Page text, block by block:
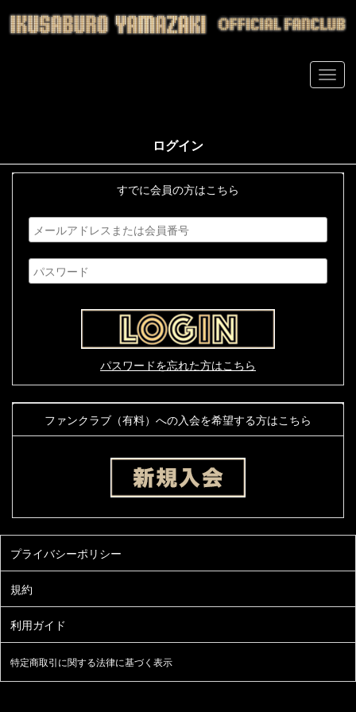
ログイン
すでに会員の方はこちら
パスワードを忘れた方はこちら
ファンクラブ（有料）への入会を希望する方はこちら
特定商取引に関する法律に基づく表示